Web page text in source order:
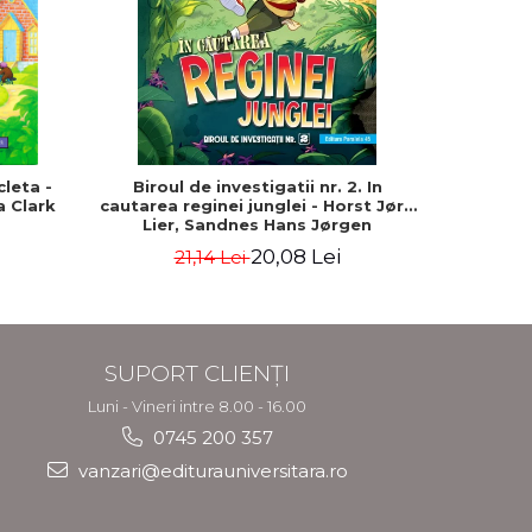
-
Clark
Biroul de investigatii nr. 2. In
cautarea reginei junglei - Horst Jørn
Lier, Sandnes Hans Jørgen
21,14 Lei20,08 Lei
SUPORT CLIENȚI
Luni - Vineri intre 8.00 - 16.00
0745 200 357
vanzari@editurauniversitara.ro